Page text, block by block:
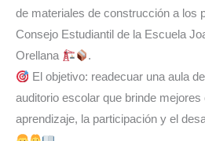
de materiales de construcción a los
Consejo Estudiantil de la Escuela
Orellana
.
El objetivo: readecuar una aula
auditorio escolar que brinde mejores
aprendizaje, la participación y el